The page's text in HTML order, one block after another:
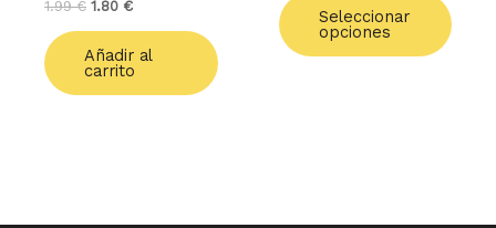
1.99€ 1.80 €
Añadir al
carrito
Seleccionar
opciones
de